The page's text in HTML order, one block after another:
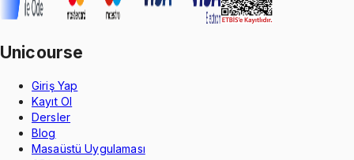
Unicourse
Giriş Yap
Kayıt Ol
Dersler
Blog
Masaüstü Uygulaması